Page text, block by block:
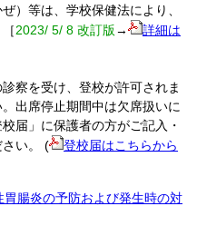
）等は、学校保健法により、
2023/ 5/ 8 改訂版→
詳細は
察を受け、登校が許可されま
出席停止期間中は欠席扱いに
届」に保護者の方がご記入・
い。 (
登校届はこちらから
腸炎の予防および発生時の対